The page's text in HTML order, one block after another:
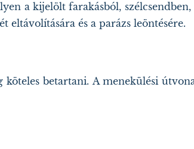
a kijelölt farakásból,
eltávolítására és a parázs leöntésére.
betartani. A menekülési